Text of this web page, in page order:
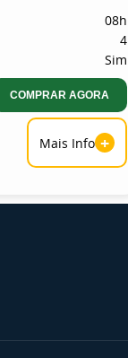
08h
4
Sim
COMPRAR AGORA
Mais Info +